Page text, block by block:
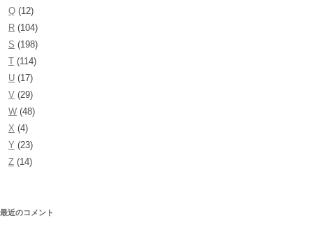
Q (12)
R (104)
S (198)
T (114)
U (17)
V (29)
W (48)
X (4)
Y (23)
Z (14)
最近のコメント